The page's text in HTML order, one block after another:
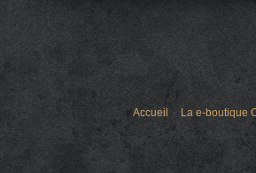
Accueil La e-boutique